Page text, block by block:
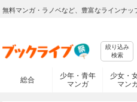
無料マンガ・ラノベなど、豊富なラインナッ
絞り込み
検索
総合
少年・青年
マンガ
少女・
マン